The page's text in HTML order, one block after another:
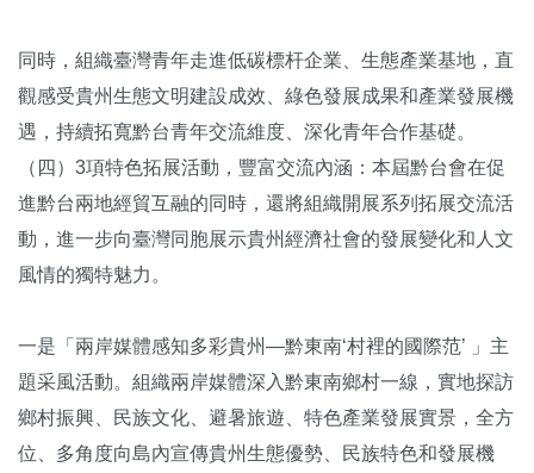
同時，組織臺灣青年走進低碳標杆企業、生態產業基地，直
觀感受貴州生態文明建設成效、綠色發展成果和產業發展機
遇，持續拓寬黔台青年交流維度、深化青年合作基礎。
（四）3項特色拓展活動，豐富交流內涵：本屆黔台會在促
進黔台兩地經貿互融的同時，還將組織開展系列拓展交流活
動，進一步向臺灣同胞展示貴州經濟社會的發展變化和人文
風情的獨特魅力。
一是「兩岸媒體感知多彩貴州—黔東南‘村裡的國際范’ 」主
題采風活動。組織兩岸媒體深入黔東南鄉村一線，實地探訪
鄉村振興、民族文化、避暑旅遊、特色產業發展實景，全方
位、多角度向島內宣傳貴州生態優勢、民族特色和發展機